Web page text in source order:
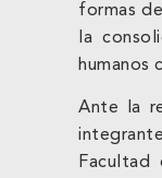
formas
la
humanos
Ante la
Facultad